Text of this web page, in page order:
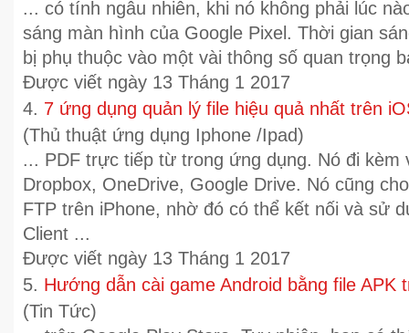
... có tính ngẫu nhiên, khi nó không phải lúc
sáng màn hình của Google Pixel. Thời gian
bị phụ thuộc vào một vài thông số quan trọng
Được viết ngày 13 Tháng 1 2017
4. 7 ứng dụng quản lý file hiệu quả nhất trên
(Thủ thuật ứng dụng Iphone /Ipad)
... PDF trực tiếp từ trong ứng dụng. Nó đi kèm
Dropbox, OneDrive, Google Drive. Nó cũng
FTP trên iPhone, nhờ đó có thể kết nối và sử
Client ...
Được viết ngày 13 Tháng 1 2017
5. Hướng dẫn cài game Android bằng file APK
(Tin Tức)